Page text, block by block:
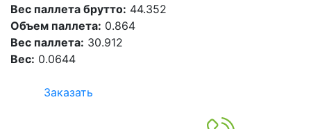
Вес паллета брутто: 44.352
Объем паллета: 0.864
Вес паллета: 30.912
Вес: 0.0644
Заказать